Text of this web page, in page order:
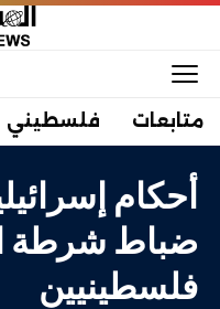
متابعات فلسطيني
ضباط شرطة
فلسطينيين